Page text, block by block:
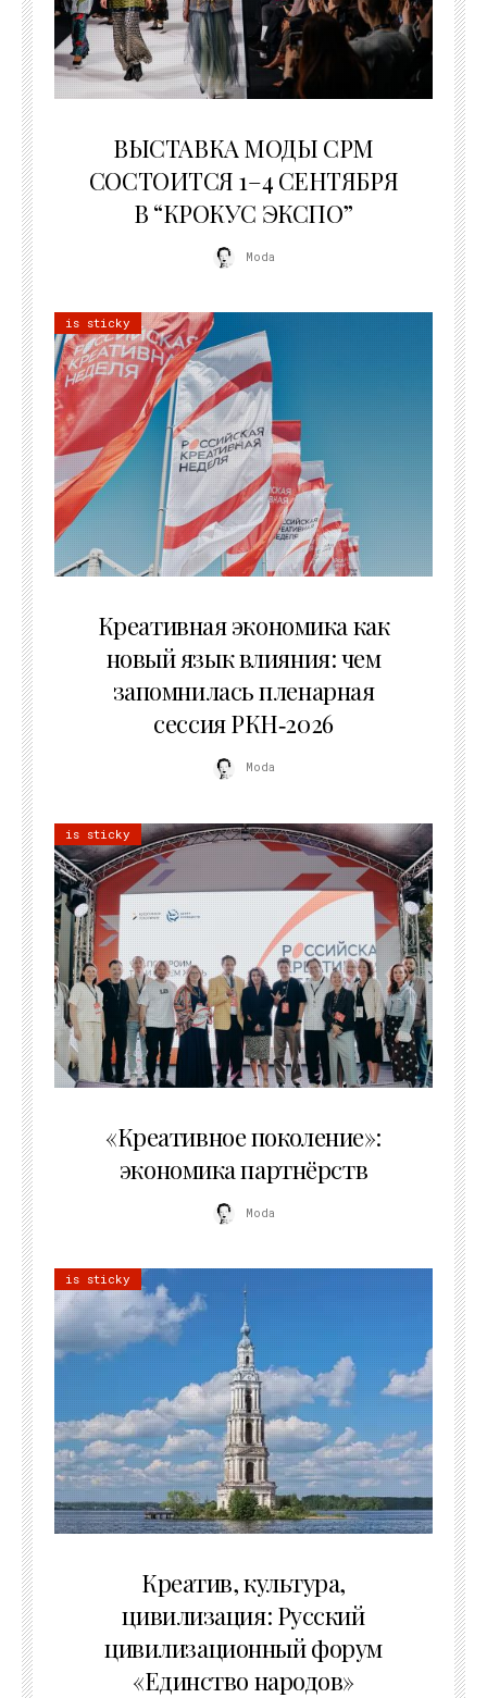
ВЫСТАВКА МОДЫ CPM
СОСТОИТСЯ 1–4 СЕНТЯБРЯ
В “КРОКУС ЭКСПО”
Moda
is sticky
Креативная экономика как
новый язык влияния: чем
запомнилась пленарная
сессия РКН‑2026
Moda
is sticky
«Креативное поколение»:
экономика партнёрств
Moda
is sticky
Креатив, культура,
цивилизация: Русский
цивилизационный форум
«Единство народов»